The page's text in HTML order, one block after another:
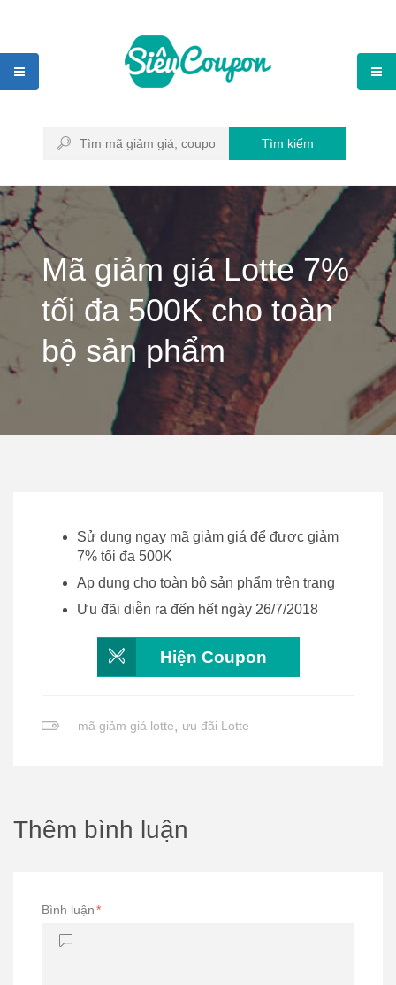
Tìm kiếm
Mã giảm giá Lotte 7%
tối đa 500K cho toàn
bộ sản phẩm
Sử dụng ngay mã giảm giá để được giảm
7% tối đa 500K
Ap dụng cho toàn bộ sản phẩm trên trang
Ưu đãi diễn ra đến hết ngày 26/7/2018
Hiện Coupon
mã giảm giá lotte, ưu đãi Lotte
Thêm bình luận
Bình luận*